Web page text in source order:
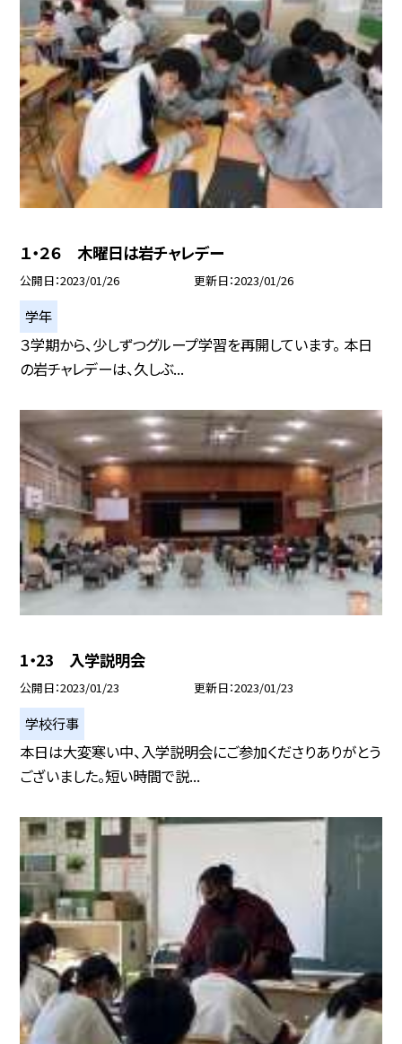
１・２６ 木曜日は岩チャレデー
公開日 2023/01/26 更新日 2023/01/26
学年
３学期から、少しずつグループ学習を再開しています。 本日
の岩チャレデーは、久しぶ...
1・23 入学説明会
公開日 2023/01/23 更新日 2023/01/23
学校行事
本日は大変寒い中、入学説明会にご参加くださりありがとう
ございました。短い時間で説...